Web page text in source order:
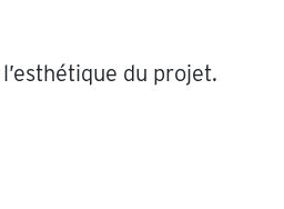
du projet.